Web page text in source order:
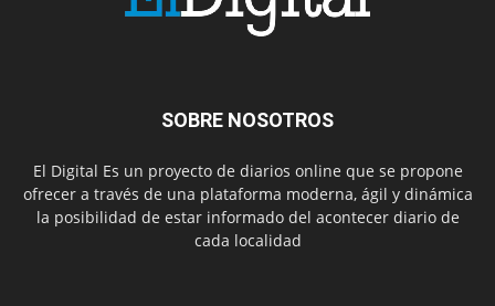
SOBRE NOSOTROS
El Digital Es un proyecto de diarios online que se propone
ofrecer a través de una plataforma moderna, ágil y dinámica
la posibilidad de estar informado del acontecer diario de
cada localidad